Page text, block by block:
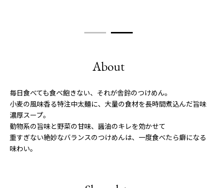
About
毎日食べても食べ飽きない、それが舎鈴のつけめん。
小麦の風味香る特注中太麺に、大量の食材を長時間煮込んだ旨味
濃厚スープ。
動物系の旨味と野菜の甘味、醤油のキレを効かせて
重すぎない絶妙なバランスのつけめんは、一度食べたら癖になる
味わい。